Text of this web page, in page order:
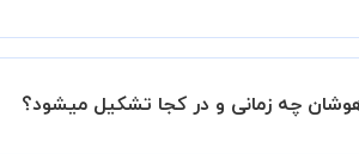
ششم به هفتم تیزهوشان خصوصی هستند
چه زمانی و در کجا تشکیل میشود؟